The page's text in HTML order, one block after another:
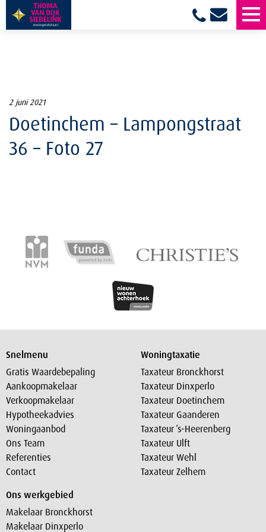
2 juni 2021
Doetinchem – Lampongstraat
36 – Foto 27
Snelmenu
Gratis Waardebepaling
Aankoopmakelaar
Verkoopmakelaar
Hypotheekadvies
Woningaanbod
Ons Team
Referenties
Contact
Woningtaxatie
Taxateur Bronckhorst
Taxateur Dinxperlo
Taxateur Doetinchem
Taxateur Gaanderen
Taxateur ‘s-Heerenberg
Taxateur Ulft
Taxateur Wehl
Taxateur Zelhem
Ons werkgebied
Makelaar Bronckhorst
Makelaar Dinxperlo